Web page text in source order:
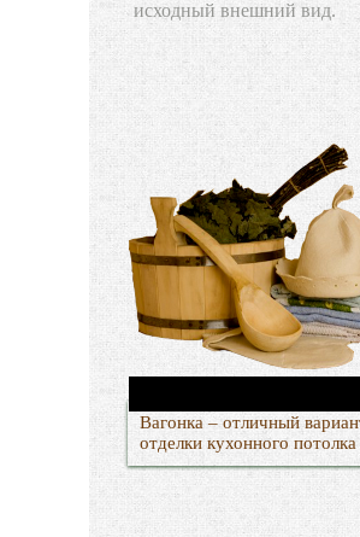
исходный внешний вид.
Вагонка – отличный
отделки кухонного потолка